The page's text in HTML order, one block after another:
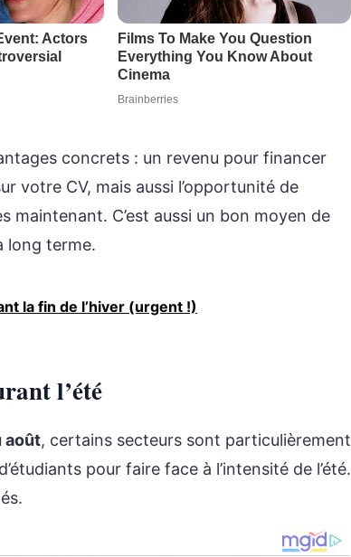
concrets : un revenu pour financer
votre CV, mais aussi l’opportunité de
maintenant. C’est aussi un bon moyen de
long terme.
la fin de l’hiver (urgent !)
l’été
août, certains secteurs sont particulièrement
pour faire face à l’intensité de l’été.